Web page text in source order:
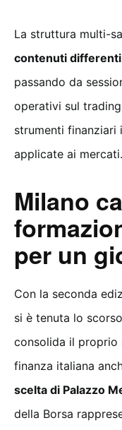
La struttura multi-
contenuti differenti
passando da
operativi sul
strumenti finanziari
applicate ai mercati.
Milano
per un
Con la seconda
si è tenuta lo
consolida il proprio
finanza italiana
scelta di Palazzo
della Borsa